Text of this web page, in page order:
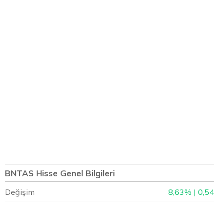
BNTAS Hisse Genel Bilgileri
Değişim 8,63% | 0,54